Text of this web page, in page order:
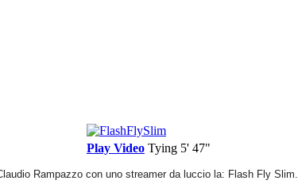
Play Video Tying 5' 47"
Rampazzo con uno streamer da luccio la: Flash Fly Slim.